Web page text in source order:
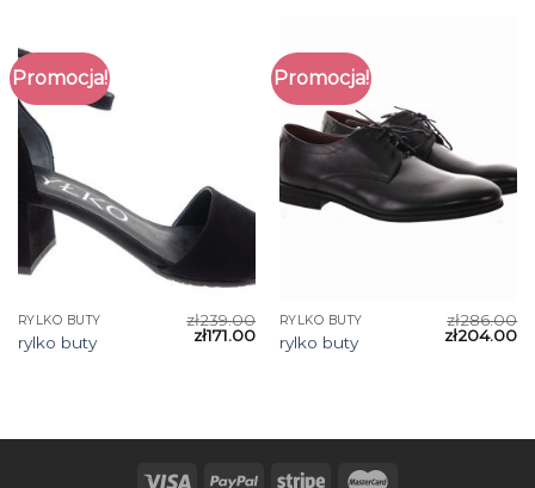
Promocja!
RYLKO BUTY
rylko buty
zł239.00
zł171.00
Promocja!
RYLKO BUTY
rylko buty
zł286.00
zł204.00